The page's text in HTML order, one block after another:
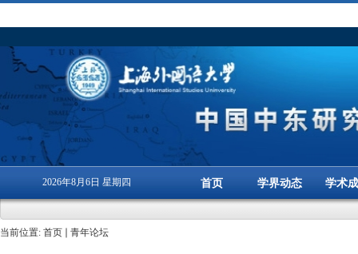
2026年8月6日 星期四 首页 学界动态 学术
当前位置: 首页 青年论坛